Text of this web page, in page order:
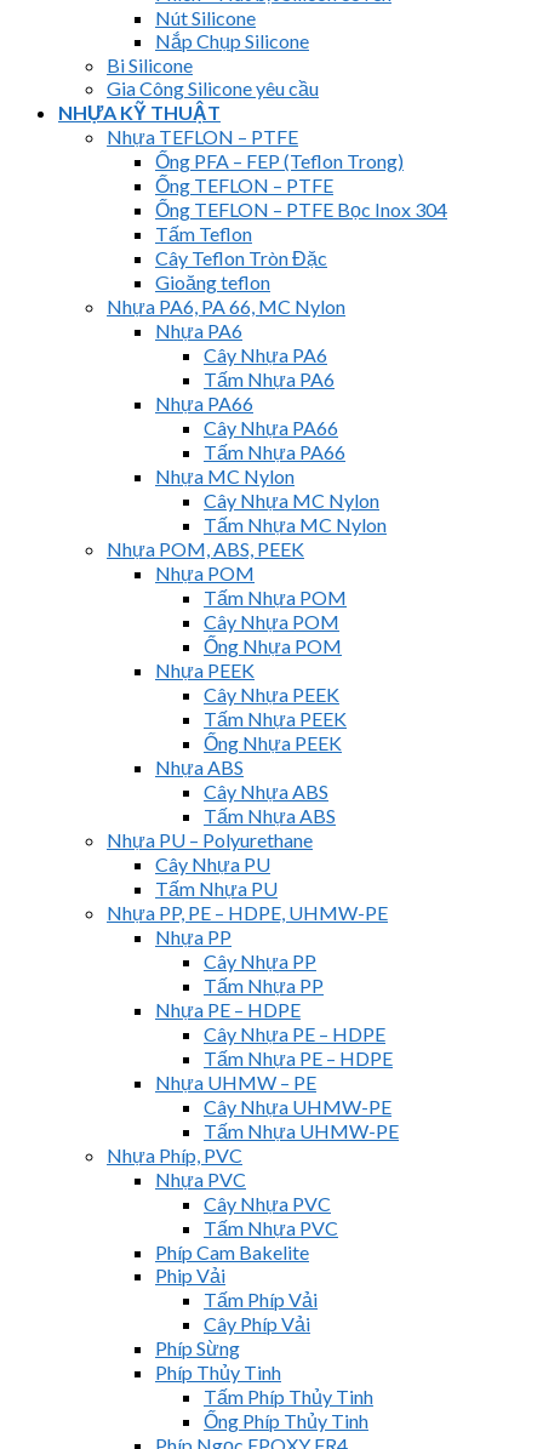
Nút Silicone
Nắp Chụp Silicone
Bi Silicone
Gia Công Silicone yêu cầu
NHỰA KỸ THUẬT
Nhựa TEFLON – PTFE
Ống PFA – FEP (Teflon Trong)
Ống TEFLON – PTFE
Ống TEFLON – PTFE Bọc Inox 304
Tấm Teflon
Cây Teflon Tròn Đặc
Gioăng teflon
Nhựa PA6, PA 66, MC Nylon
Nhựa PA6
Cây Nhựa PA6
Tấm Nhựa PA6
Nhựa PA66
Cây Nhựa PA66
Tấm Nhựa PA66
Nhựa MC Nylon
Cây Nhựa MC Nylon
Tấm Nhựa MC Nylon
Nhựa POM, ABS, PEEK
Nhựa POM
Tấm Nhựa POM
Cây Nhựa POM
Ống Nhựa POM
Nhựa PEEK
Cây Nhựa PEEK
Tấm Nhựa PEEK
Ống Nhựa PEEK
Nhựa ABS
Cây Nhựa ABS
Tấm Nhựa ABS
Nhựa PU – Polyurethane
Cây Nhựa PU
Tấm Nhựa PU
Nhựa PP, PE – HDPE, UHMW-PE
Nhựa PP
Cây Nhựa PP
Tấm Nhựa PP
Nhựa PE – HDPE
Cây Nhựa PE – HDPE
Tấm Nhựa PE – HDPE
Nhựa UHMW – PE
Cây Nhựa UHMW-PE
Tấm Nhựa UHMW-PE
Nhựa Phíp, PVC
Nhựa PVC
Cây Nhựa PVC
Tấm Nhựa PVC
Phíp Cam Bakelite
Phip Vải
Tấm Phíp Vải
Cây Phíp Vải
Phíp Sừng
Phíp Thủy Tinh
Tấm Phíp Thủy Tinh
Ống Phíp Thủy Tinh